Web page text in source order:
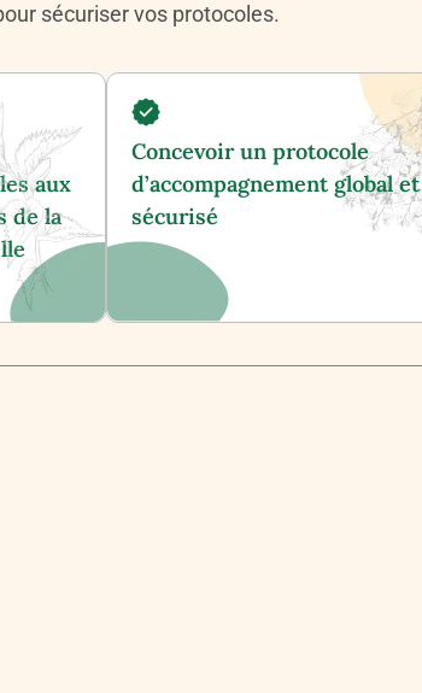
sécuriser vos protocoles.
aux
de la
Concevoir un protocole
d’accompagnement global et
sécurisé